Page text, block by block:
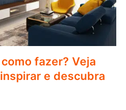
fazer? Veja
e descubra